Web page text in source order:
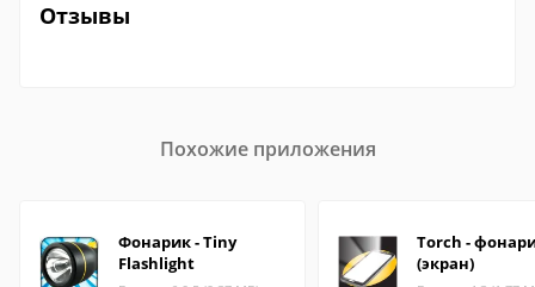
Отзывы
Похожие приложения
Фонарик - Tiny
Flashlight
Torch -
(экран)